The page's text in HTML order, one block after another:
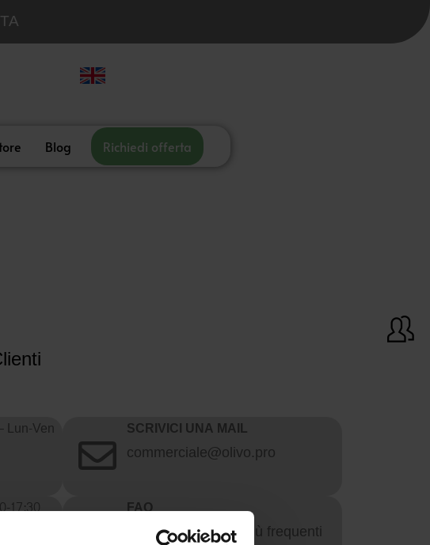
Blog Richiedi offerta
Lun-Ven
SCRIVICI UNA MAIL
commerciale@olivo.pro
17:30 FAQ
Leggi le domande più frequenti